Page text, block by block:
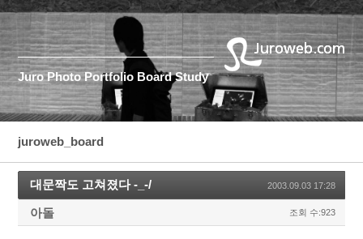
Juro Photo Portfolio Board Study
juroweb_board
대문짝도 고쳐졌다 -_-/ 2003.09.03 17:28
아돌 조회 수:923